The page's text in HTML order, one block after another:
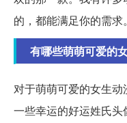
的，都能满足你的需求。
有哪些萌萌可爱的
对于萌萌可爱的女生
一些幸运的好运姓氏